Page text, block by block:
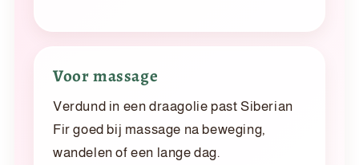
Voor massage
Verdund in een draagolie past Siberian
Fir goed bij massage na beweging,
wandelen of een lange dag.